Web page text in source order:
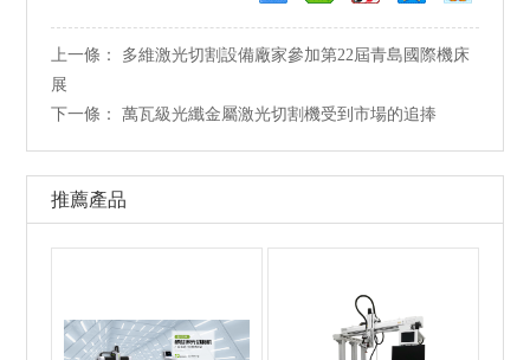
上一條： 多維激光切割設備廠家參加第22屆青島國際機床
展
下一條：萬瓦級光纖金屬激光切割機受到市場的追捧
推薦產品